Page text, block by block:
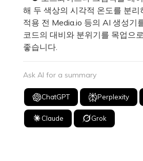
해 두 색상의 시각적 온도를 분리
적용 전 Media.io 등의 AI 생성기
코드의 대비와 분위기를 목업으
좋습니다.
Ask AI for a summary
ChatGPT Perplexity
Claude Grok